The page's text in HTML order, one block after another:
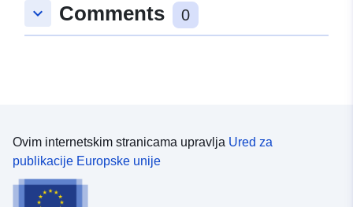
keyboard_arrow_down Comments 0
Ovim internetskim stranicama upravlja Ured za
publikacije Europske unije